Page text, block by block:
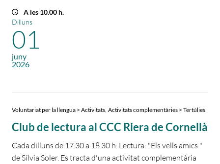
A les 10.00 h.
Dilluns
01
juny
2026
Voluntariat per la llengua > Activitats Activitats complementàries > Tertúlies
Club de lectura al CCC Riera de Cornellà
Cada dilluns de 17.30 a 18.30 h. Lectura: "Els vells amics "
de Sílvia Soler. Es tracta d'una activitat complementària